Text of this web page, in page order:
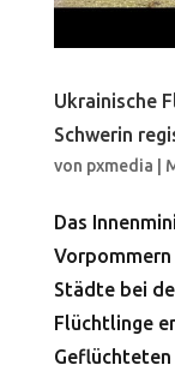
Ukrainische
Schwerin
von pxmedia |
Das
Städte bei
Flüchtlinge
Geflüchteten